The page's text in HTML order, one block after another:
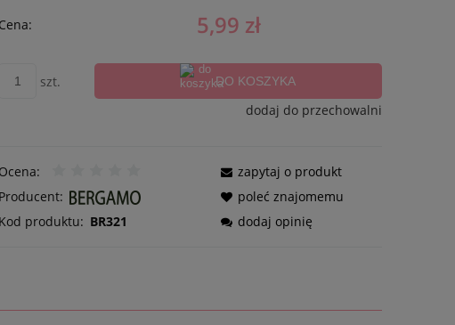
Cena:
5,99 zł
szt. DO KOSZYKA
dodaj do przechowalni
Ocena:
Producent:
Kod produktu: BR321
zapytaj o produkt
poleć znajomemu
dodaj opinię